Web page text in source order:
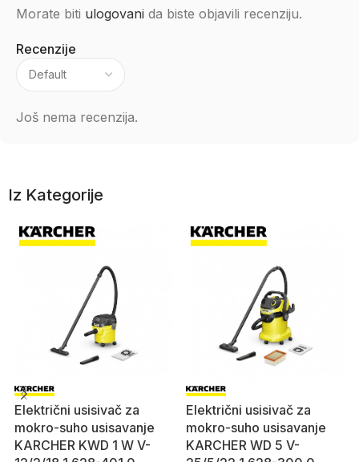
Recenzije
Još nema recenzija.
Morate biti ulogovani da biste objavili recenziju.
Iz Kategorije
Električni usisivač za
mokro-suho usisavanje
KARCHER KWD 1 W V-
Električni usisivač za
mokro-suho usisavanje
KARCHER WD 5 V-